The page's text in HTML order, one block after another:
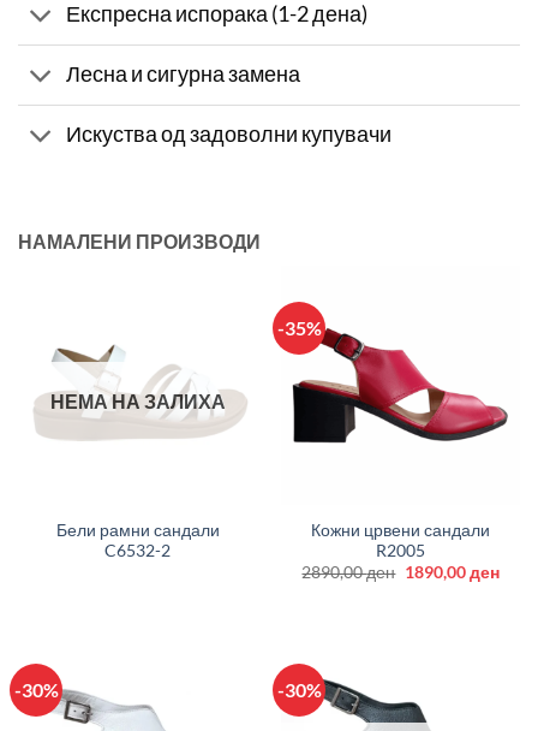
Експресна испорака (1-2 дена)
Лесна и сигурна замена
Искуства од задоволни купувачи
НАМАЛЕНИ ПРОИЗВОДИ
НЕМА НА ЗАЛИХА
Бели рамни сандали
C6532-2
-35%
Кожни црвени сандали
R2005
2890,00ден Original
1890,00ден
-30% -30%